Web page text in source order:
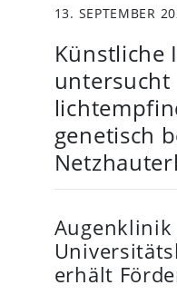
13. SEPTEMBER
Künstliche
untersucht
genetisch
Augenklinik
erhält